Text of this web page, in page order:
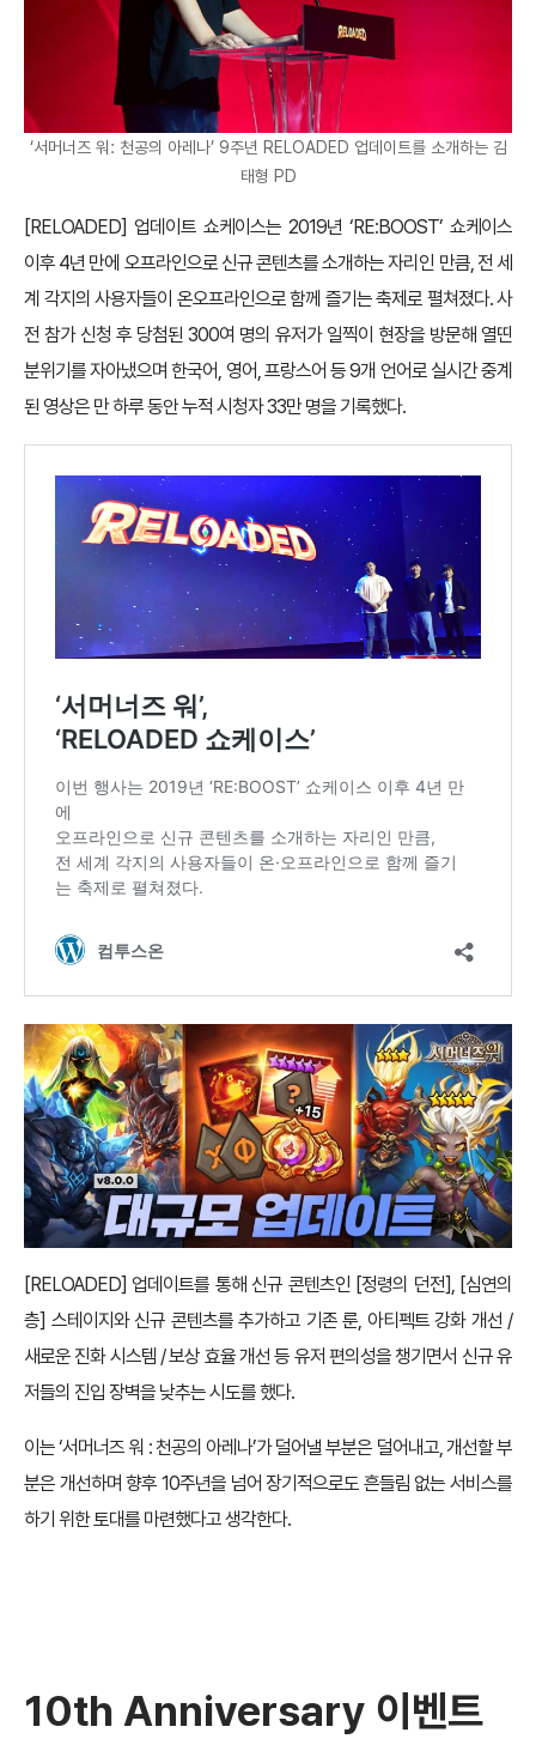
‘서머너즈 워: 천공의 아레나’ 9주년 RELOADED 업데이트를 소개하는 김
태형 PD
[RELOADED] 업데이트 쇼케이스는 2019년 ‘RE:BOOST’ 쇼케이스
이후 4년 만에 오프라인으로 신규 콘텐츠를 소개하는 자리인 만큼, 전 세
계 각지의 사용자들이 온오프라인으로 함께 즐기는 축제로 펼쳐졌다. 사
전 참가 신청 후 당첨된 300여 명의 유저가 일찍이 현장을 방문해 열띤
분위기를 자아냈으며 한국어, 영어, 프랑스어 등 9개 언어로 실시간 중계
된 영상은 만 하루 동안 누적 시청자 33만 명을 기록했다.
[RELOADED] 업데이트를 통해 신규 콘텐츠인 [정령의 던전], [심연의
층] 스테이지와 신규 콘텐츠를 추가하고 기존 룬, 아티펙트 강화 개선 /
새로운 진화 시스템 / 보상 효율 개선 등 유저 편의성을 챙기면서 신규 유
저들의 진입 장벽을 낮추는 시도를 했다.
이는 ‘서머너즈 워 : 천공의 아레나’가 덜어낼 부분은 덜어내고, 개선할 부
분은 개선하며 향후 10주년을 넘어 장기적으로도 흔들림 없는 서비스를
하기 위한 토대를 마련했다고 생각한다.
10th Anniversary 이벤트